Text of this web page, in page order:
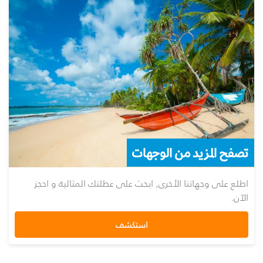
تصفح المزيد من الوجهات
اطلع على وجهاتنا الأخرى, ابحث على عطلتك المثالية و احجز
الآن.
استكشف